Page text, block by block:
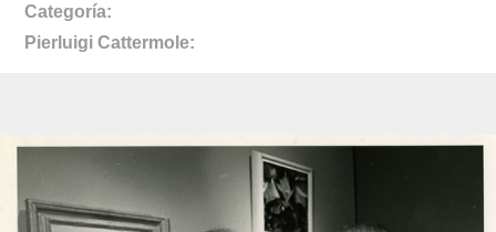
Categoría
Pierluigi Cattermole